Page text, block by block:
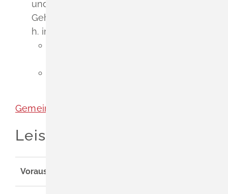
und Kreisstraßen von Fahrbahnen,
Gehwegen und Parkplätzen innerorts (d.
h. in den Ortsdurchfahrten) sein:
Gemeinde Schliengen
Leistungsdetails
Voraussetzungen